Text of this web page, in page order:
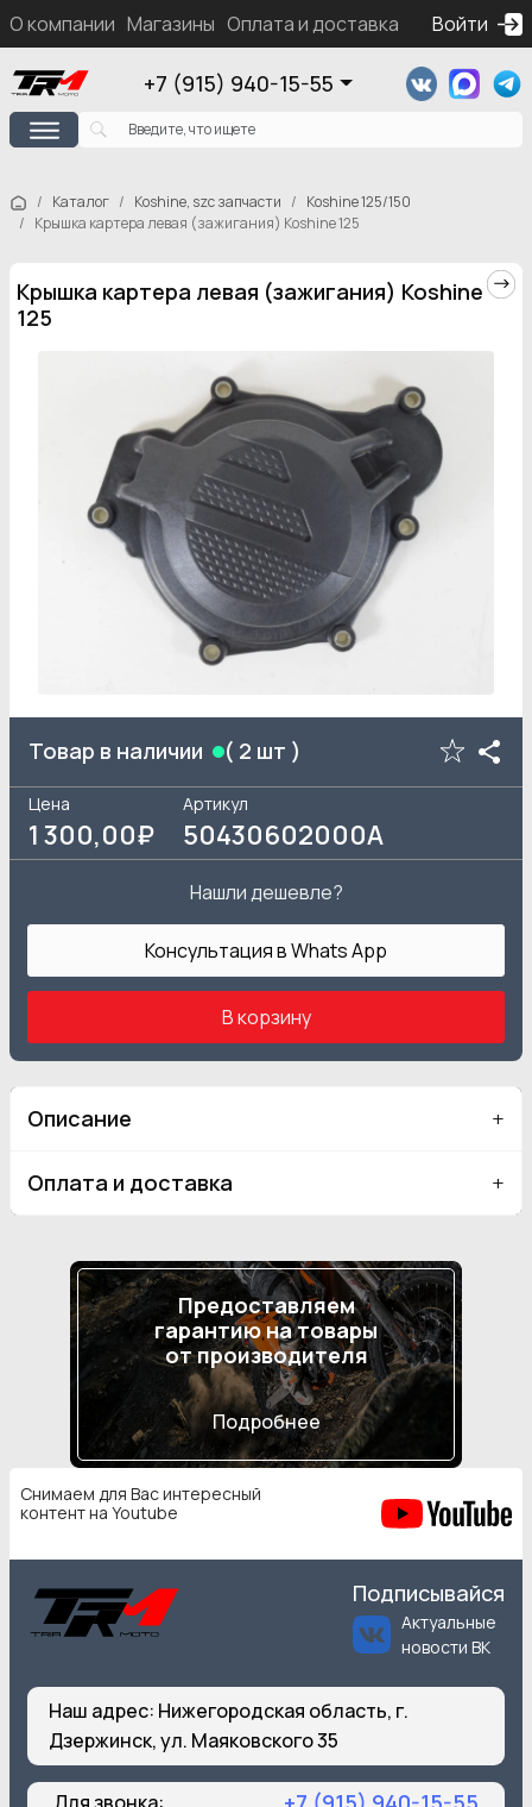
О компании Магазины Оплата и доставка Контакты
Войти
+7 (915) 940-15-55
Каталог Koshine, szc запчасти
Koshine 125/150
Крышка картера левая (зажигания) Koshine 125
Крышка картера левая (зажигания) Koshine
125
Товар в наличии ( 2 шт )
Цена
1 300,00₽
Артикул
50430602000A
Нашли дешевле?
Консультация в Whats App
В корзину
Описание
Оплата и доставка
Предоставляем
гарантию на товары
от производителя
Подробнее
Снимаем для Вас интересный
контент на Youtube
Подписывайся
Актуальные
новости ВК
Наш адрес: Нижегородская область, г.
Дзержинск, ул. Маяковского 35